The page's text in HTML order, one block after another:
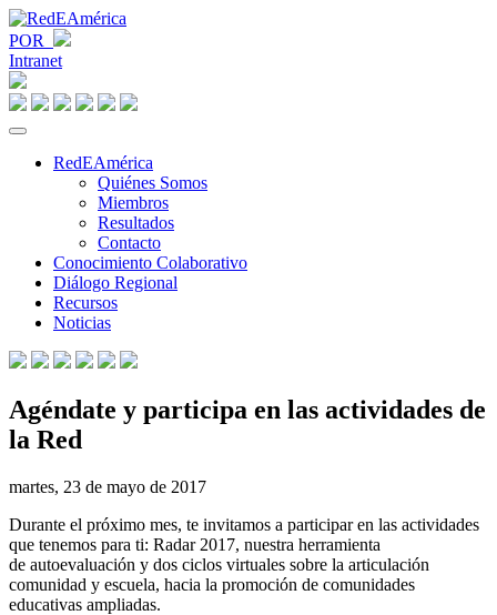
POR
Intranet
RedEAmérica
Quiénes Somos
Miembros
Resultados
Contacto
Conocimiento Colaborativo
Diálogo Regional
Recursos
Noticias
Agéndate y participa en las actividades de
la Red
martes, 23 de mayo de 2017
Durante el próximo mes, te invitamos a participar en las actividades
que tenemos para ti: Radar 2017, nuestra herramienta
de autoevaluación y dos ciclos virtuales sobre la articulación
comunidad y escuela, hacia la promoción de comunidades
educativas ampliadas.